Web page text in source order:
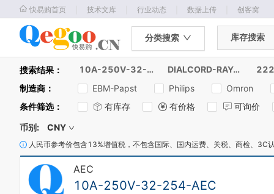
快易购首页 技术文库 行业动态 数据上传 创客窝
分类搜索 库存搜索
搜索结果： 10A-250V-32-254-AEC
DIALCORD-RAYON-HAMILON
制造商 ： EBM-Papst Philips
Omron
条件筛选： 有库存 有价格
可询价
币别:
CNY
人民币参考价包含13%增值税，不包含国际、国内运费、关税、商检、3C
AEC
10A-250V-32-254-AEC